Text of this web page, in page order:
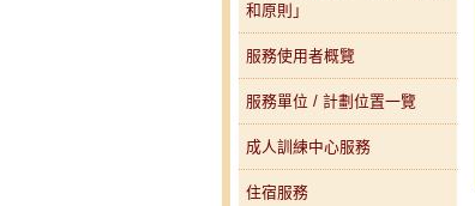
和原則」
服務使用者概覽
服務單位 / 計劃位置一覽
成人訓練中心服務
住宿服務